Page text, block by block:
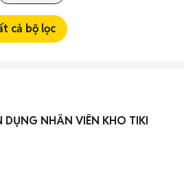
cả bộ lọc
NHÂN VIÊN KHO TIKI